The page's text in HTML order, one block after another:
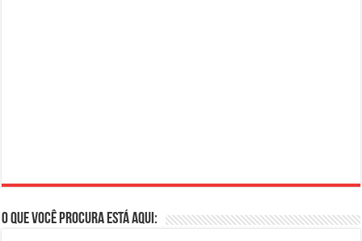
O que você procura está aqui: